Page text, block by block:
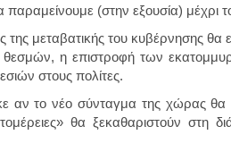
παραμείνουμε (στην εξουσία) μέχρι
της μεταβατικής του κυβέρνησης θα
θεσμών, η επιστροφή των
στους πολίτες.
αν το νέο σύνταγμα της χώρας θα
θα ξεκαθαριστούν στη